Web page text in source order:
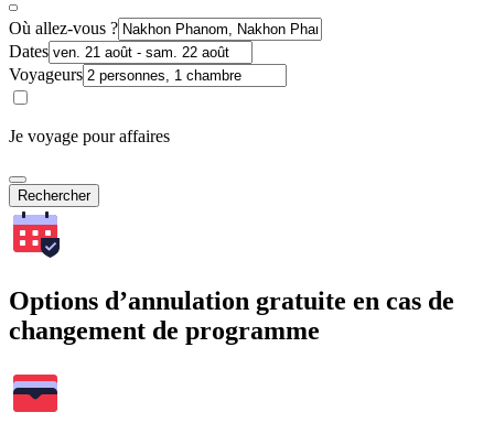
Où allez-vous ?
Dates
Voyageurs
Je voyage pour affaires
Rechercher
Options d’annulation gratuite en cas de
changement de programme